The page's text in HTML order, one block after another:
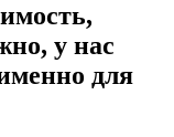
у нас
для